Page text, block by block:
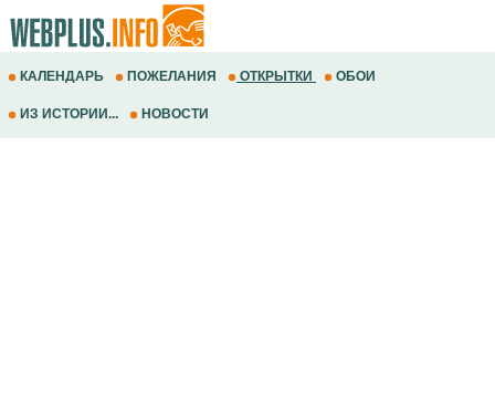
КАЛЕНДАРЬ ПОЖЕЛАНИЯ ОТКРЫТКИ ОБОИ
ИЗ ИСТОРИИ... НОВОСТИ